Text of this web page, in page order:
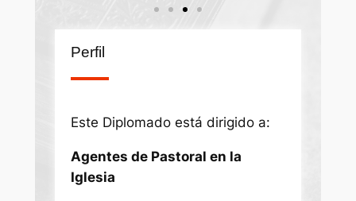
Perfil
Este Diplomado está dirigido a:
Agentes de Pastoral en la
Iglesia